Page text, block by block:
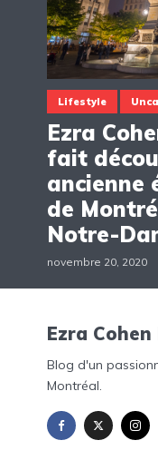
Lifestyle
Ezra
fait
ancienne
de
Notre-
novembre 20, 2020
Ezra Cohen
Blog d'un
Montréal.